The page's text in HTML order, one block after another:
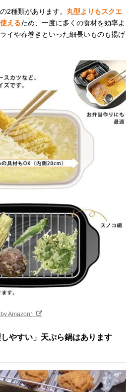
2種類があります。 丸型よりもスクエ
えるため、一度に多くの食材を効率よ
イや春巻きといった細長いものも揚げ
Amazon）
やすい」天ぷら鍋はあります